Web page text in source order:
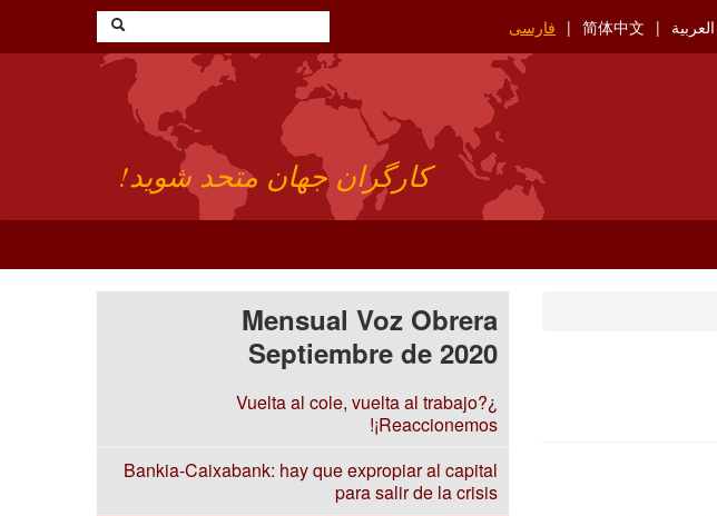
العربية 简体中文 فارسی
کارگران جهان متحد شوید!
Mensual Voz Obrera
Septiembre de 2020
¿Vuelta al cole, vuelta al trabajo?
¡Reaccionemos!
Bankia-Caixabank: hay que expropiar al capital
para salir de la crisis